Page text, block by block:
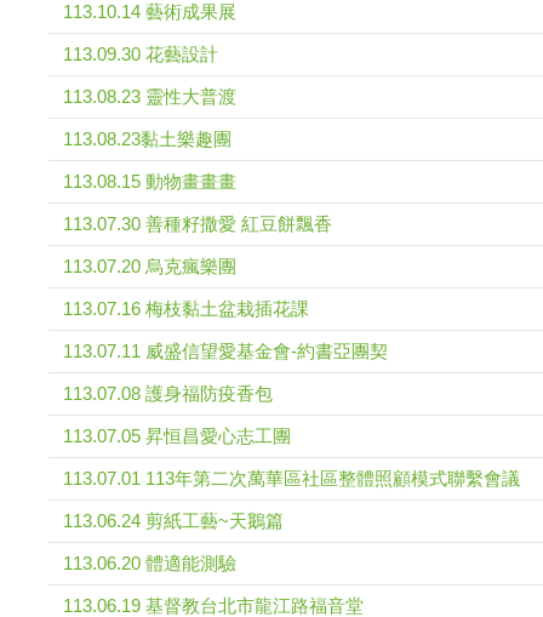
113.10.14 藝術成果展
113.09.30 花藝設計
113.08.23 靈性大普渡
113.08.23黏土樂趣團
113.08.15 動物畫畫畫
113.07.30 善種籽撒愛 紅豆餅飄香
113.07.20 烏克瘋樂團
113.07.16 梅枝黏土盆栽插花課
113.07.11 威盛信望愛基金會-約書亞團契
113.07.08 護身福防疫香包
113.07.05 昇恒昌愛心志工團
113.07.01 113年第二次萬華區社區整體照顧模式聯繫會議
113.06.24 剪紙工藝~天鵝篇
113.06.20 體適能測驗
113.06.19 基督教台北市龍江路福音堂